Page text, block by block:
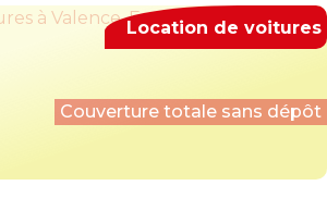
Couverture totale sans dépôt
Location de voitures